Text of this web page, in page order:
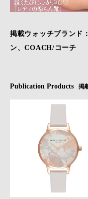
掲載ウォッチブランド
ン、COACH/コーチ
Publication Products 掲